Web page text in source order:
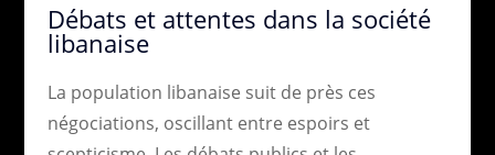
Débats et attentes dans la société
libanaise
La population libanaise suit de près ces
négociations, oscillant entre espoirs et